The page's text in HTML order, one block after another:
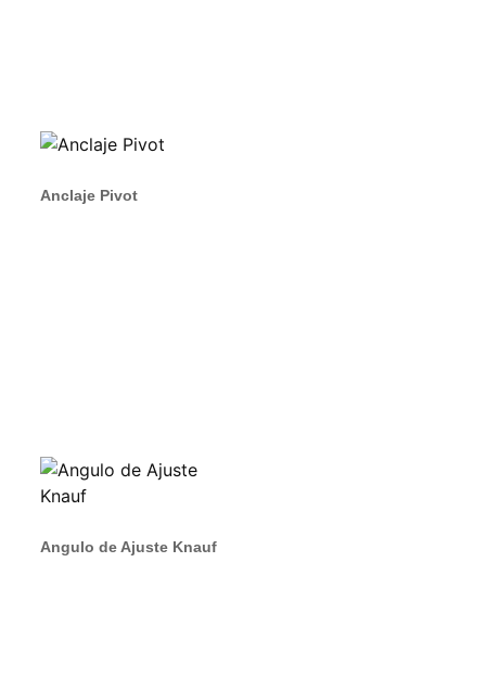
Anclaje Pivot
Angulo de Ajuste Knauf